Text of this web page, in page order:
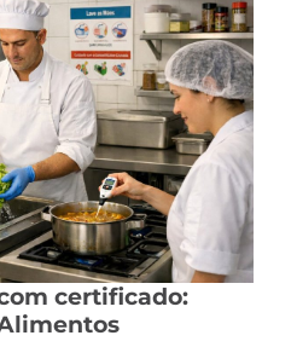
certificado: